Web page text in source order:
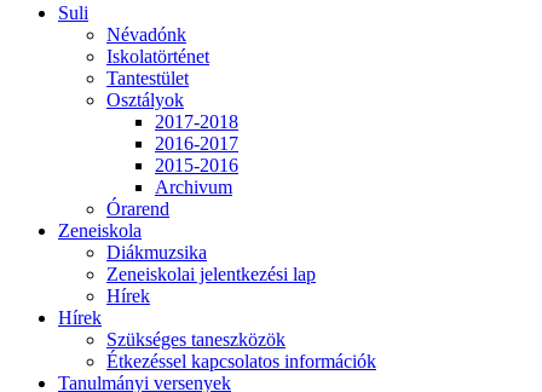
Suli
Névadónk
Iskolatörténet
Tantestület
Osztályok
2017-2018
2016-2017
2015-2016
Archivum
Órarend
Zeneiskola
Diákmuzsika
Zeneiskolai jelentkezési lap
Hírek
Hírek
Szükséges taneszközök
Étkezéssel kapcsolatos információk
Tanulmányi versenyek